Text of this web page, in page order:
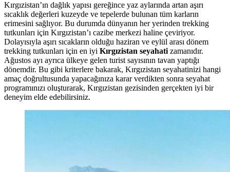
Kırgızistan’ın dağlık yapısı gereğince yaz aylarında artan aşırı
sıcaklık değerleri kuzeyde ve tepelerde bulunan tüm karların
erimesini sağlıyor. Bu durumda dünyanın her yerinden trekking
tutkunları için Kırgızistan’ı cazibe merkezi haline çeviriyor.
Dolayısıyla aşırı sıcakların olduğu haziran ve eylül arası dönem
trekking tutkunları için en iyi Kırgızistan seyahati zamanıdır.
Ağustos ayı ayrıca ülkeye gelen turist sayısının tavan yaptığı
dönemdir. Bu gibi kriterlere bakarak, Kırgızistan seyahatinizi hangi
amaç doğrultusunda yapacağınıza karar verdikten sonra seyahat
programınızı oluşturarak, Kırgızistan gezisinden gerçekten iyi bir
deneyim elde edebilirsiniz.